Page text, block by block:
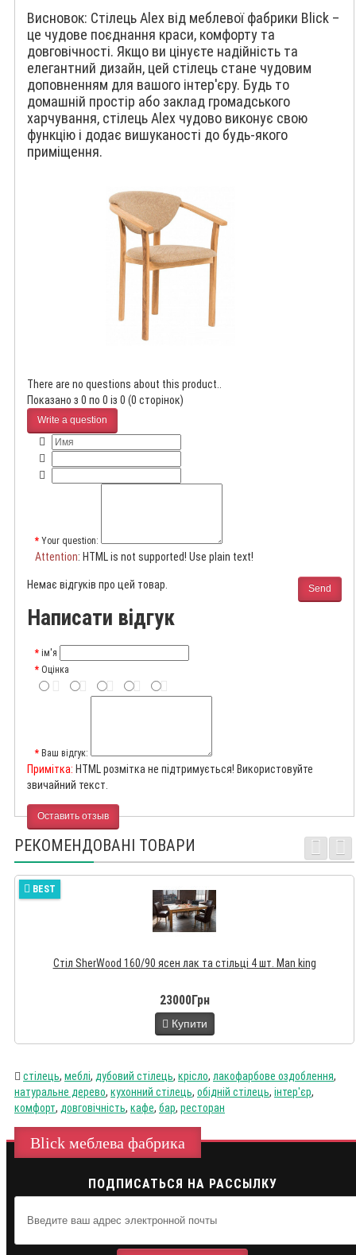
Висновок: Стілець Alex від меблевої фабрики Blick –
це чудове поєднання краси, комфорту та
довговічності. Якщо ви цінуєте надійність та
елегантний дизайн, цей стілець стане чудовим
доповненням для вашого інтер'єру. Будь то
домашній простір або заклад громадського
харчування, стілець Alex чудово виконує свою
функцію і додає вишуканості до будь-якого
приміщення.
There are no questions about this product..
Показано з 0 по 0 із 0 (0 сторінок)
Write a question
Your question:
Attention: HTML is not supported! Use plain text!
Send
Немає відгуків про цей товар.
Написати відгук
ім'я
Оцінка
Ваш відгук:
Примітка: HTML розмітка не підтримується! Використовуйте
звичайний текст.
Оставить отзыв
РЕКОМЕНДОВАНІ ТОВАРИ
BEST
Стіл SherWood 160/90 ясен лак та стільці 4 шт. Man king
23000Грн
Купити
стілець, меблі, дубовий стілець, крісло, лакофарбове оздоблення,
натуральне дерево, кухонний стілець, обідній стілець, інтер'єр,
комфорт, довговічність, кафе, бар, ресторан
Blick меблева фабрика
ПОДПИСАТЬСЯ НА РАССЫЛКУ